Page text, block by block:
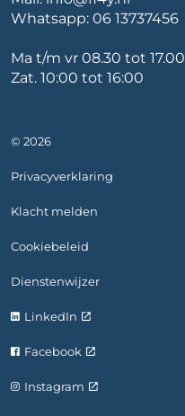
Whatsapp: 06 13737456
Ma t/m vr 08.30 tot 17.00
Zat. 10:00 tot 16:00
© 2026
Privacyverklaring
Klacht melden
Cookiebeleid
Dienstenwijzer
LinkedIn
Facebook
Instagram